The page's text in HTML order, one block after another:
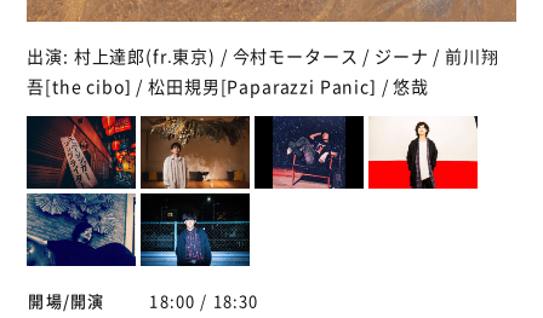
出演: 村上達郎(fr.東京) / 今村モータース / ジーナ / 前川翔
吾[the cibo] / 松田規男[Paparazzi Panic] / 悠哉
開場/開演
18:00 / 18:30